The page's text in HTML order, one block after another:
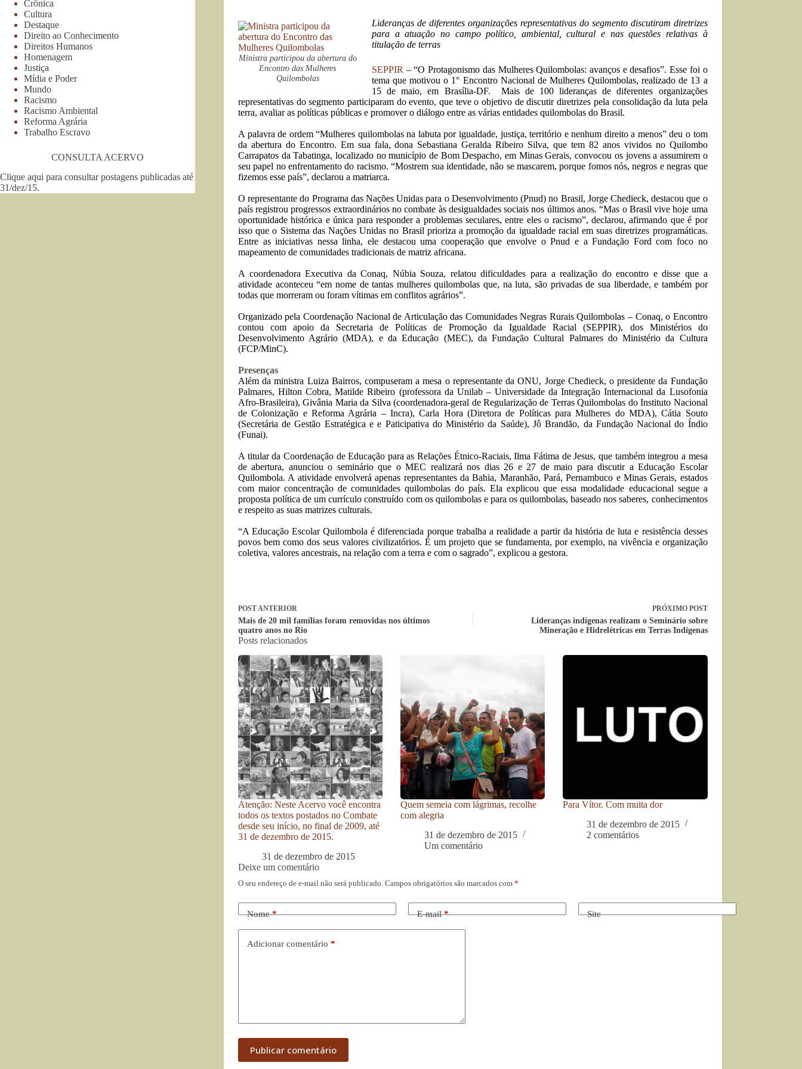
Ministra participou da abertura do
Encontro das Mulheres
Quilombolas
Lideranças de diferentes organizações representativas do segmento discutiram diretrizes
para a atuação no campo político, ambiental, cultural e nas questões relativas à
titulação de terras
SEPPIR – “O Protagonismo das Mulheres Quilombolas: avanços e desafios”. Esse foi o
tema que motivou o 1° Encontro Nacional de Mulheres Quilombolas, realizado de 13 a
15 de maio, em Brasília-DF. Mais de 100 lideranças de diferentes organizações
representativas do segmento participaram do evento, que teve o objetivo de discutir diretrizes pela consolidação da luta pela
terra, avaliar as políticas públicas e promover o diálogo entre as várias entidades quilombolas do Brasil.
A palavra de ordem “Mulheres quilombolas na labuta por igualdade, justiça, território e nenhum direito a menos” deu o tom
da abertura do Encontro. Em sua fala, dona Sebastiana Geralda Ribeiro Silva, que tem 82 anos vividos no Quilombo
Carrapatos da Tabatinga, localizado no município de Bom Despacho, em Minas Gerais, convocou os jovens a assumirem o
seu papel no enfrentamento do racismo. “Mostrem sua identidade, não se mascarem, porque fomos nós, negros e negras que
fizemos esse país”, declarou a matriarca.
O representante do Programa das Nações Unidas para o Desenvolvimento (Pnud) no Brasil, Jorge Chedieck, destacou que o
país registrou progressos extraordinários no combate às desigualdades sociais nos últimos anos. “Mas o Brasil vive hoje uma
oportunidade histórica e única para responder a problemas seculares, entre eles o racismo”, declarou, afirmando que é por
isso que o Sistema das Nações Unidas no Brasil prioriza a promoção da igualdade racial em suas diretrizes programáticas.
Entre as iniciativas nessa linha, ele destacou uma cooperação que envolve o Pnud e a Fundação Ford com foco no
mapeamento de comunidades tradicionais de matriz africana.
A coordenadora Executiva da Conaq, Núbia Souza, relatou dificuldades para a realização do encontro e disse que a
atividade aconteceu “em nome de tantas mulheres quilombolas que, na luta, são privadas de sua liberdade, e também por
todas que morreram ou foram vítimas em conflitos agrários”.
Organizado pela Coordenação Nacional de Articulação das Comunidades Negras Rurais Quilombolas – Conaq, o Encontro
contou com apoio da Secretaria de Políticas de Promoção da Igualdade Racial (SEPPIR), dos Ministérios do
Desenvolvimento Agrário (MDA), e da Educação (MEC), da Fundação Cultural Palmares do Ministério da Cultura
(FCP/MinC).
Presenças
Além da ministra Luiza Bairros, compuseram a mesa o representante da ONU, Jorge Chedieck, o presidente da Fundação
Palmares, Hilton Cobra, Matilde Ribeiro (professora da Unilab – Universidade da Integração Internacional da Lusofonia
Afro-Brasileira), Givânia Maria da Silva (coordenadora-geral de Regularização de Terras Quilombolas do Instituto Nacional
de Colonização e Reforma Agrária – Incra), Carla Hora (Diretora de Políticas para Mulheres do MDA), Cátia Souto
(Secretária de Gestão Estratégica e e Paticipativa do Ministério da Saúde), Jô Brandão, da Fundação Nacional do Índio
(Funai).
A titular da Coordenação de Educação para as Relações Étnico-Raciais, Ilma Fátima de Jesus, que também integrou a mesa
de abertura, anunciou o seminário que o MEC realizará nos dias 26 e 27 de maio para discutir a Educação Escolar
Quilombola. A atividade envolverá apenas representantes da Bahia, Maranhão, Pará, Pernambuco e Minas Gerais, estados
com maior concentração de comunidades quilombolas do país. Ela explicou que essa modalidade educacional segue a
proposta política de um currículo construído com os quilombolas e para os quilombolas, baseado nos saberes, conhecimentos
e respeito as suas matrizes culturais.
“A Educação Escolar Quilombola é diferenciada porque trabalha a realidade a partir da história de luta e resistência desses
povos bem como dos seus valores civilizatórios. É um projeto que se fundamenta, por exemplo, na vivência e organização
coletiva, valores ancestrais, na relação com a terra e com o sagrado”, explicou a gestora.
POSTANTERIOR
Mais de 20 mil famílias foram removidas nos últimos
quatro anos no Rio
PRÓXIMO POST
Lideranças indígenas realizam o Seminário sobre
Mineração e Hidrelétricas em Terras Indígenas
Posts relacionados
Atenção: Neste Acervo você encontra
todos os textos postados no Combate
desde seu início, no final de 2009, até
31 de dezembro de 2015.
31 de dezembro de 2015
Quem semeia com lágrimas, recolhe
com alegria
31 de dezembro de 2015
Um comentário
Para Vítor. Com muita dor
31 de dezembro de 2015
2 comentários
Deixe um comentário
O seu endereço de e-mail não será publicado. Campos obrigatórios são marcados com *
Nome* E-mail* Site
Adicionar comentário *
Publicar comentário
Crônica
Cultura
Destaque
Direito ao Conhecimento
Direitos Humanos
Homenagem
Justiça
Mídia e Poder
Mundo
Racismo
Racismo Ambiental
Reforma Agrária
Trabalho Escravo
CONSULTA ACERVO
Clique aqui para consultar postagens publicadas até
31/dez/15.